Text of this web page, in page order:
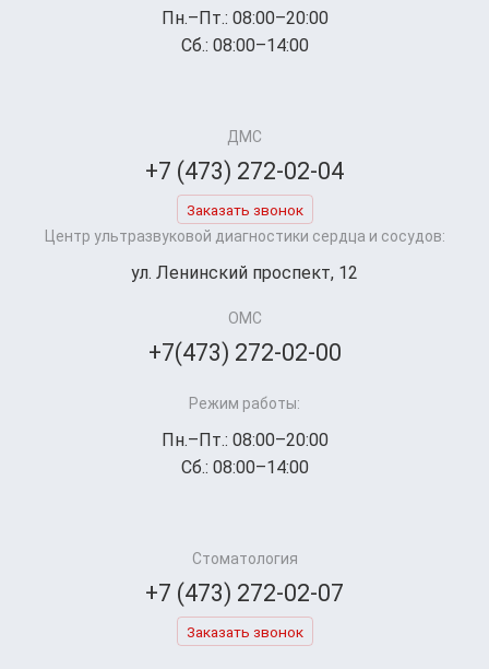
Пн.–Пт.: 08:00–20:00
Сб.: 08:00–14:00
ДМС
+7 (473) 272-02-04
Заказать звонок
Центр ультразвуковой диагностики сердца и сосудов:
ул. Ленинский проспект, 12
ОМС
+7(473) 272-02-00
Режим работы:
Пн.–Пт.: 08:00–20:00
Сб.: 08:00–14:00
Стоматология
+7 (473) 272-02-07
Заказать звонок